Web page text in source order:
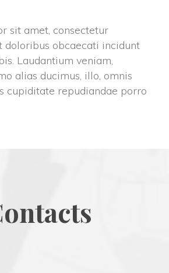
sit amet, consectetur
doloribus obcaecati incidunt
Laudantium veniam,
alias ducimus, illo, omnis
cupiditate repudiandae porro